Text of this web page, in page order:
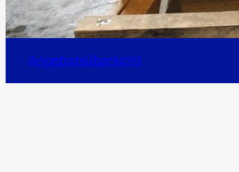
Angebotsübersicht